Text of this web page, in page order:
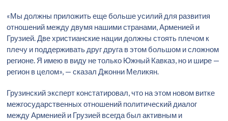
«Мы должны приложить еще больше усилий для развития
отношений между двумя нашими странами, Арменией и
Грузией. Две христианские нации должны стоять плечом к
плечу и поддерживать друг друга в этом большом и сложном
регионе. Я имею в виду не только Южный Кавказ, но и шире —
регион в целом», — сказал Джонни Меликян.
Грузинский эксперт констатировал, что на этом новом витке
межгосударственных отношений политический диалог
между Арменией и Грузией всегда был активным и